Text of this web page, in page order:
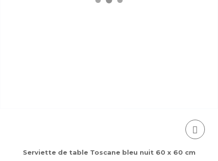
Serviette de table Toscane bleu nuit 60 x 60 cm